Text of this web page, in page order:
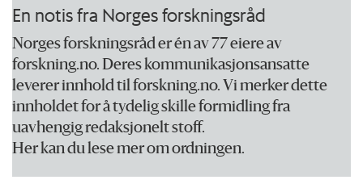
En notis fra Norges forskningsråd
Norges forskningsråd er én av 77 eiere av
forskning.no. Deres kommunikasjonsansatte
leverer innhold til forskning.no. Vi merker dette
innholdet for å tydelig skille formidling fra
uavhengig redaksjonelt stoff.
Her kan du lese mer om ordningen.